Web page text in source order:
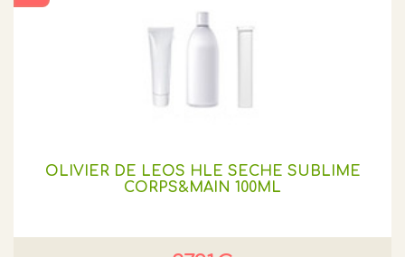
OLIVIER DE LEOS HLE SECHE SUBLIME
CORPS&MAIN 100ML